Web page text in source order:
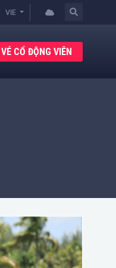
VIE
VÉ CỔ ĐỘNG VIÊN